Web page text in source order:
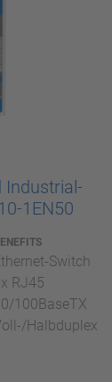
Industrial-
1EN50
Switch
RJ45
100BaseTX
Halbduplex